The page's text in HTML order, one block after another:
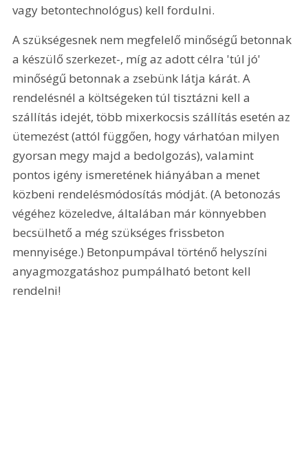
vagy betontechnológus) kell fordulni.
A szükségesnek nem megfelelő minőségű betonnak
a készülő szerkezet-, míg az adott célra 'túl jó'
minőségű betonnak a zsebünk látja kárát. A
rendelésnél a költségeken túl tisztázni kell a
szállítás idejét, több mixerkocsis szállítás esetén az
ütemezést (attól függően, hogy várhatóan milyen
gyorsan megy majd a bedolgozás), valamint
pontos igény ismeretének hiányában a menet
közbeni rendelésmódosítás módját. (A betonozás
végéhez közeledve, általában már könnyebben
becsülhető a még szükséges frissbeton
mennyisége.) Betonpumpával történő helyszíni
anyagmozgatáshoz pumpálható betont kell
rendelni!